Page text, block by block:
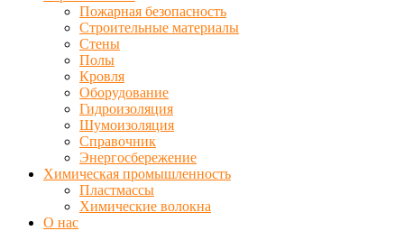
Пожарная безопасность
Строительные материалы
Стены
Полы
Кровля
Оборудование
Гидроизоляция
Шумоизоляция
Справочник
Энергосбережение
Химическая промышленность
Пластмассы
Химические волокна
О нас